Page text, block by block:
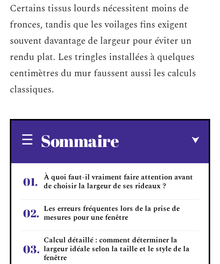
Certains tissus lourds nécessitent moins de
fronces, tandis que les voilages fins exigent
souvent davantage de largeur pour éviter un
rendu plat. Les tringles installées à quelques
centimètres du mur faussent aussi les calculs
classiques.
Sommaire
À quoi faut-il vraiment faire attention avant
de choisir la largeur de ses rideaux ?
Les erreurs fréquentes lors de la prise de
mesures pour une fenêtre
Calcul détaillé : comment déterminer la
largeur idéale selon la taille et le style de la
fenêtre